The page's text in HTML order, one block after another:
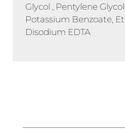
Glycol , Pentylene
Potassium Benzoate,
Disodium EDTA